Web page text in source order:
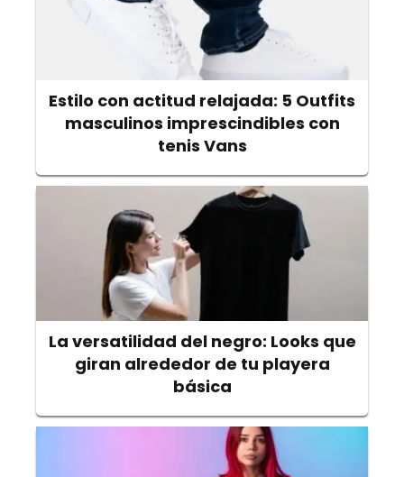
Estilo con actitud relajada: 5 Outfits
masculinos imprescindibles con
tenis Vans
La versatilidad del negro: Looks que
giran alrededor de tu playera
básica